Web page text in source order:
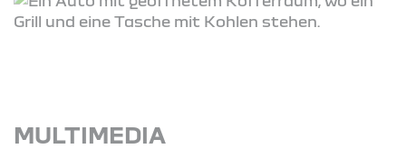
MULTIMEDIA